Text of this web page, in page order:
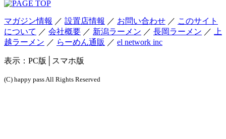
マガジン情報 ／ 設置店情報 ／ お問い合わせ ／ このサイト
について ／ 会社概要 ／ 新潟ラーメン ／ 長岡ラーメン ／
上
越ラーメン ／ らーめん通販 ／ el network inc
表示： PC版 │スマホ版
(C) happy pass All Rights Reserved